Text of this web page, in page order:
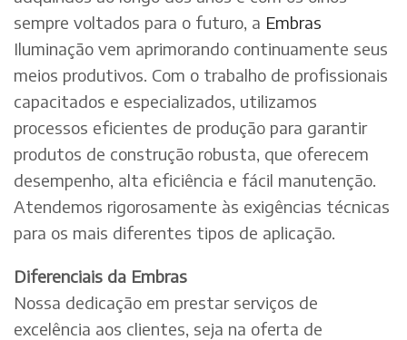
sempre voltados para o futuro, a Embras
Iluminação vem aprimorando continuamente seus
meios produtivos. Com o trabalho de profissionais
capacitados e especializados, utilizamos
processos eficientes de produção para garantir
produtos de construção robusta, que oferecem
desempenho, alta eficiência e fácil manutenção.
Atendemos rigorosamente às exigências técnicas
para os mais diferentes tipos de aplicação.
Diferenciais da Embras
Nossa dedicação em prestar serviços de
excelência aos clientes, seja na oferta de